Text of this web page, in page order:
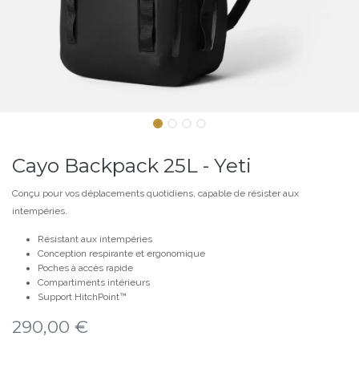
Cayo Backpack 25L - Yeti
Conçu pour vos déplacements quotidiens, capable de résister aux
intempéries.
Résistant aux intempéries
Conception respirante et ergonomique
Poches à accès rapide
Compartiments intérieurs
Support HitchPoint™
290,00 €